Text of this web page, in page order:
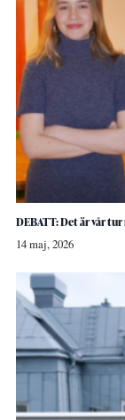
DEBATT: Det är vår
14 maj, 2026